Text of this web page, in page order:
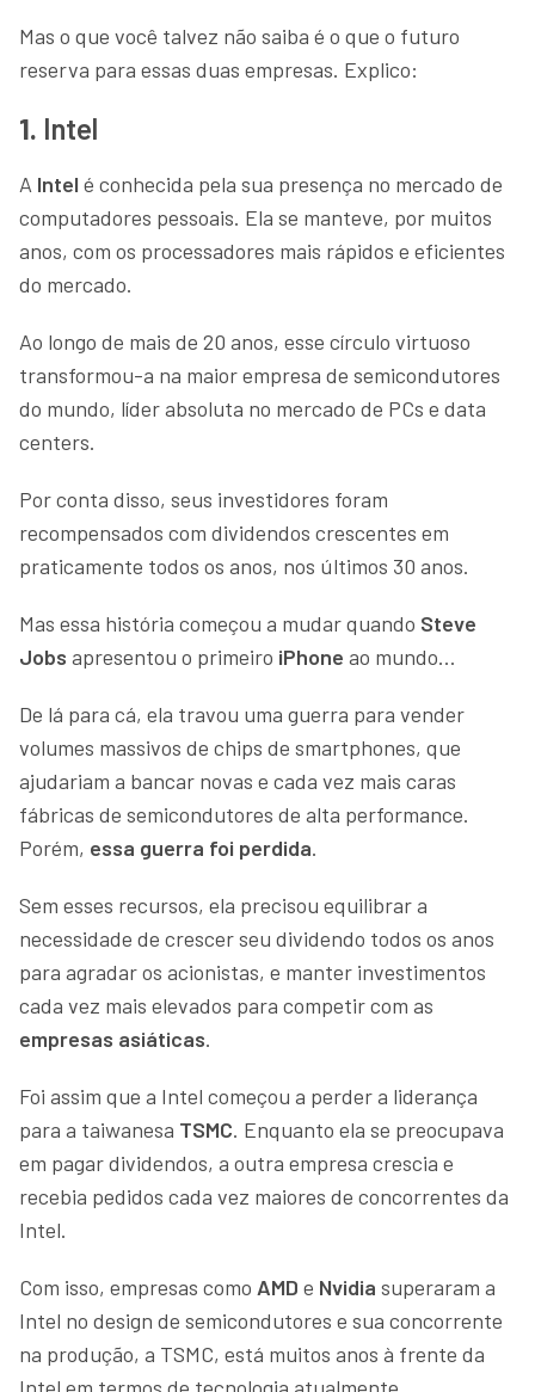
Mas o que você talvez não saiba é o que o futuro
reserva para essas duas empresas. Explico:
1. Intel
A Intel é conhecida pela sua presença no mercado de
computadores pessoais. Ela se manteve, por muitos
anos, com os processadores mais rápidos e eficientes
do mercado.
Ao longo de mais de 20 anos, esse círculo virtuoso
transformou-a na maior empresa de semicondutores
do mundo, líder absoluta no mercado de PCs e data
centers.
Por conta disso, seus investidores foram
recompensados com dividendos crescentes em
praticamente todos os anos, nos últimos 30 anos.
Mas essa história começou a mudar quando Steve
Jobs apresentou o primeiro iPhone ao mundo…
De lá para cá, ela travou uma guerra para vender
volumes massivos de chips de smartphones, que
ajudariam a bancar novas e cada vez mais caras
fábricas de semicondutores de alta performance.
Porém, essa guerra foi perdida.
Sem esses recursos, ela precisou equilibrar a
necessidade de crescer seu dividendo todos os anos
para agradar os acionistas, e manter investimentos
cada vez mais elevados para competir com as
empresas asiáticas.
Foi assim que a Intel começou a perder a liderança
para a taiwanesa TSMC. Enquanto ela se preocupava
em pagar dividendos, a outra empresa crescia e
recebia pedidos cada vez maiores de concorrentes da
Intel.
Com isso, empresas como AMD e Nvidia superaram a
Intel no design de semicondutores e sua concorrente
na produção, a TSMC, está muitos anos à frente da